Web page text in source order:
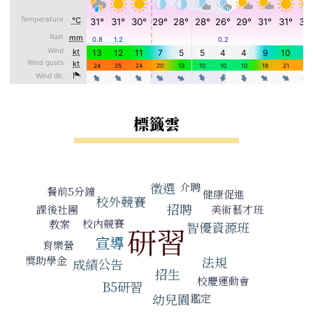
標籤雲
餐前5分鐘
校外競賽
徵選 介聘
招聘
健康促進
課後社團
教案
校內競賽
美術藝才班
宣導 研習智優資源班
育樂營
獎助學金 成績公告
B5研習
招生
法規
校慶運動會
幼兒園鑑定